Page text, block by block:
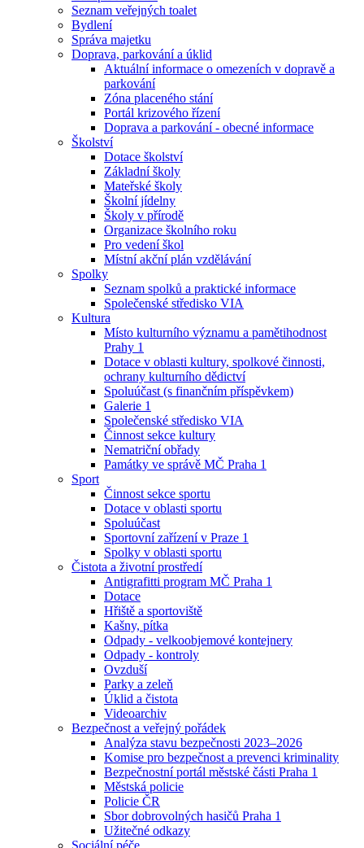
Seznam veřejných toalet
Bydlení
Správa majetku
Doprava, parkování a úklid
Aktuální informace o omezeních v dopravě a
parkování
Zóna placeného stání
Portál krizového řízení
Doprava a parkování - obecné informace
Školství
Dotace školství
Základní školy
Mateřské školy
Školní jídelny
Školy v přírodě
Organizace školního roku
Pro vedení škol
Místní akční plán vzdělávání
Spolky
Seznam spolků a praktické informace
Společenské středisko VIA
Kultura
Místo kulturního významu a pamětihodnost
Prahy 1
Dotace v oblasti kultury, spolkové činnosti,
ochrany kulturního dědictví
Spoluúčast (s finančním příspěvkem)
Galerie 1
Společenské středisko VIA
Činnost sekce kultury
Nematriční obřady
Památky ve správě MČ Praha 1
Sport
Činnost sekce sportu
Dotace v oblasti sportu
Spoluúčast
Sportovní zařízení v Praze 1
Spolky v oblasti sportu
Čistota a životní prostředí
Antigrafitti program MČ Praha 1
Dotace
Hřiště a sportoviště
Kašny, pítka
Odpady - velkoobjemové kontejnery
Odpady - kontroly
Ovzduší
Parky a zeleň
Úklid a čistota
Videoarchiv
Bezpečnost a veřejný pořádek
Analýza stavu bezpečnosti 2023–2026
Komise pro bezpečnost a prevenci kriminality
Bezpečnostní portál městské části Praha 1
Městská policie
Policie ČR
Sbor dobrovolných hasičů Praha 1
Užitečné odkazy
Sociální péče